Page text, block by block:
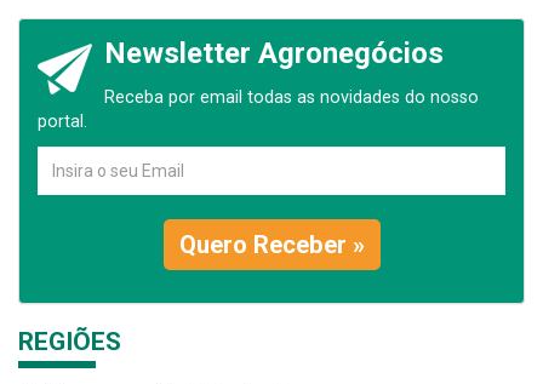
Newsletter Agronegócios
Receba por email todas as novidades do nosso
portal.
Quero Receber »
REGIÕES